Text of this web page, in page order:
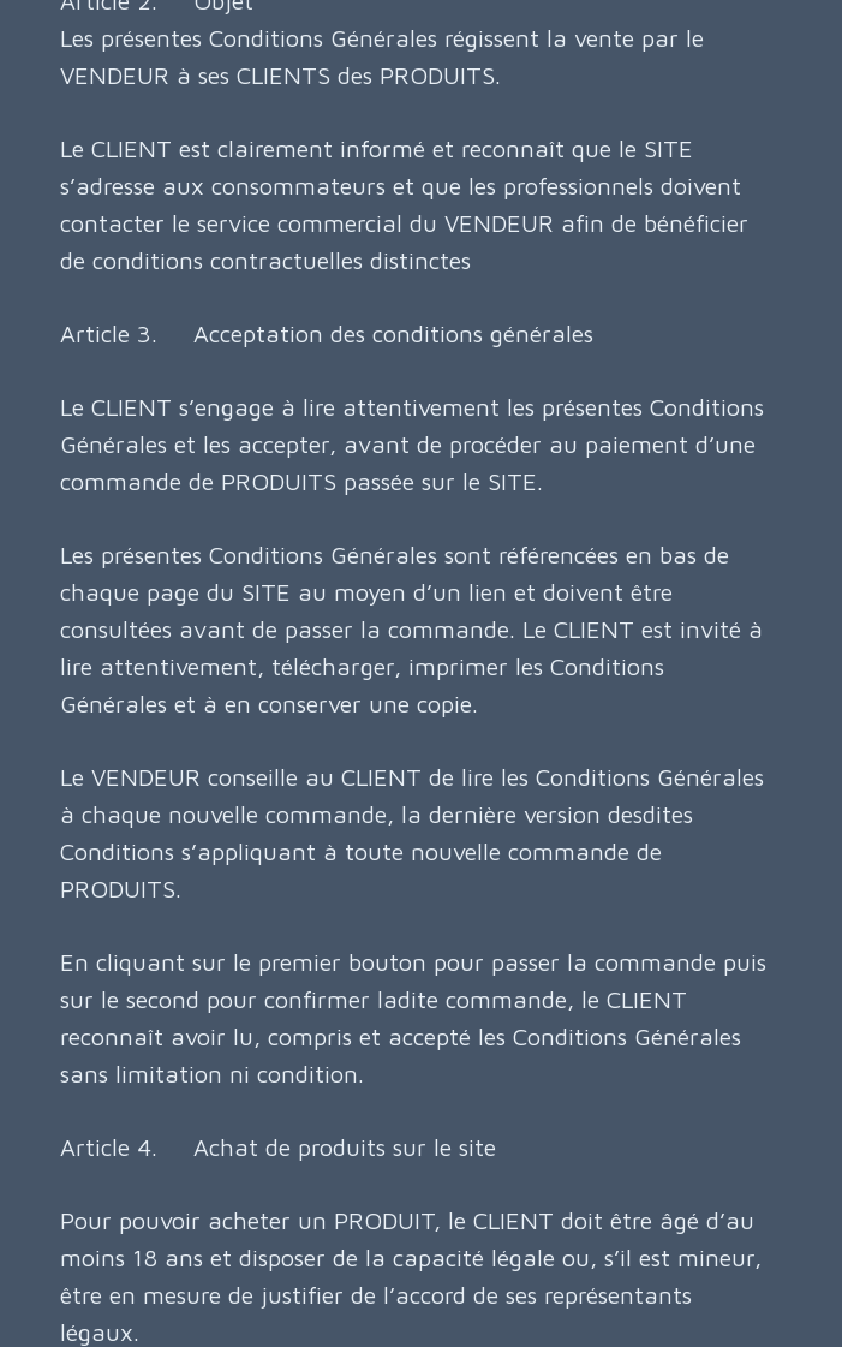
Les présentes Conditions Générales régissent la vente par le
VENDEUR à ses CLIENTS des PRODUITS.
Le CLIENT est clairement informé et reconnaît que le SITE
s’adresse aux consommateurs et que les professionnels doivent
contacter le service commercial du VENDEUR afin de bénéficier
de conditions contractuelles distinctes
Article 3. Acceptation des conditions générales
Le CLIENT s’engage à lire attentivement les présentes Conditions
Générales et les accepter, avant de procéder au paiement d’une
commande de PRODUITS passée sur le SITE.
Les présentes Conditions Générales sont référencées en bas de
chaque page du SITE au moyen d’un lien et doivent être
consultées avant de passer la commande. Le CLIENT est invité à
lire attentivement, télécharger, imprimer les Conditions
Générales et à en conserver une copie.
Le VENDEUR conseille au CLIENT de lire les Conditions Générales
à chaque nouvelle commande, la dernière version desdites
Conditions s’appliquant à toute nouvelle commande de
PRODUITS.
En cliquant sur le premier bouton pour passer la commande puis
sur le second pour confirmer ladite commande, le CLIENT
reconnaît avoir lu, compris et accepté les Conditions Générales
sans limitation ni condition.
Article 4. Achat de produits sur le site
Pour pouvoir acheter un PRODUIT, le CLIENT doit être âgé d’au
moins 18 ans et disposer de la capacité légale ou, s’il est mineur,
être en mesure de justifier de l’accord de ses représentants
légaux.